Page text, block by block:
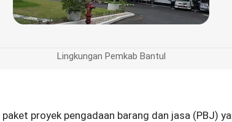
Lingkungan Pemkab Bantul
paket proyek pengadaan barang dan jasa (PBJ)